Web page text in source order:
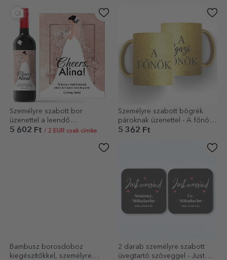
Személyre szabott bor
üzenettel a leendő
menyasszonynak
5 602 Ft / 2 EUR csak címke
Személyre szabott bögrék
pároknak üzenettel - A főnök
és az igazi főnök
5 362 Ft
Bambusz borosdoboz
kiegészítőkkel, személyre
2 darab személyre szabott
üvegtartó szöveggel - Just